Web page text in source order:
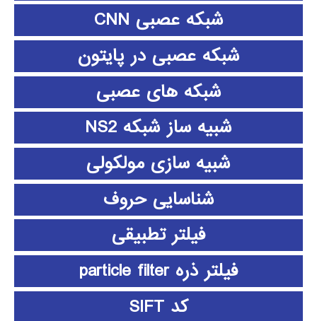
شبکه عصبی CNN
شبکه عصبی در پایتون
شبکه های عصبی
شبیه ساز شبکه NS2
شبیه سازی مولکولی
شناسایی حروف
فیلتر تطبیقی
فیلتر ذره particle filter
کد SIFT